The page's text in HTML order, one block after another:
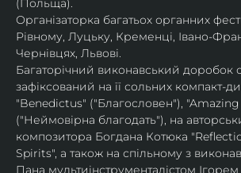
(Польща).
Організаторка багатьох органних
Рівному, Луцьку, Кременці, Івано-
Чернівцях, Львові.
Багаторічний виконавський доробок
зафіксований на її сольних компакт-
"Benedictus" ("Благословен"), "Amazing
("Неймовірна благодать"), на
композитора Богдана Котюка
Spirits", а також на спільному з
Пана мультиінструменталістом